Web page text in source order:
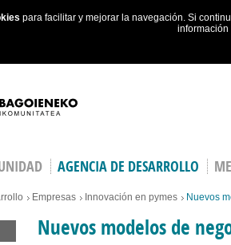
para facilitar y mejorar la navegación. Si
AGENCIA DE DESARROLLO
Empresas Innovación en pymes Nuevos
Nuevos modelos de